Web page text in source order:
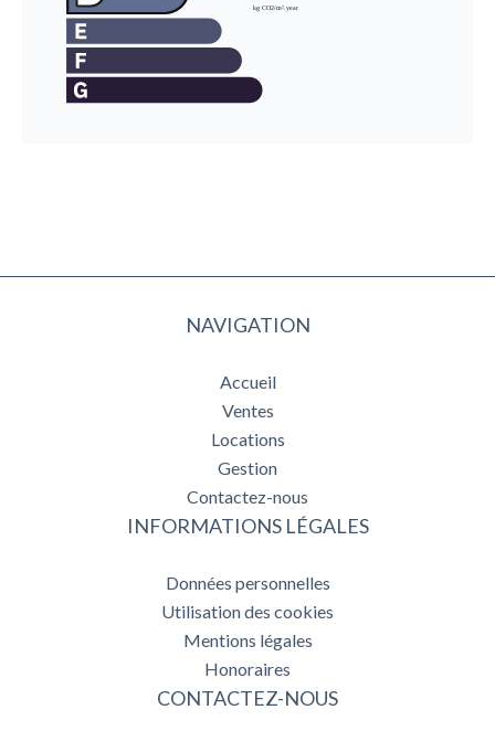
NAVIGATION
Accueil
Ventes
Locations
Gestion
Contactez-nous
INFORMATIONS LÉGALES
Données personnelles
Utilisation des cookies
Mentions légales
Honoraires
CONTACTEZ-NOUS